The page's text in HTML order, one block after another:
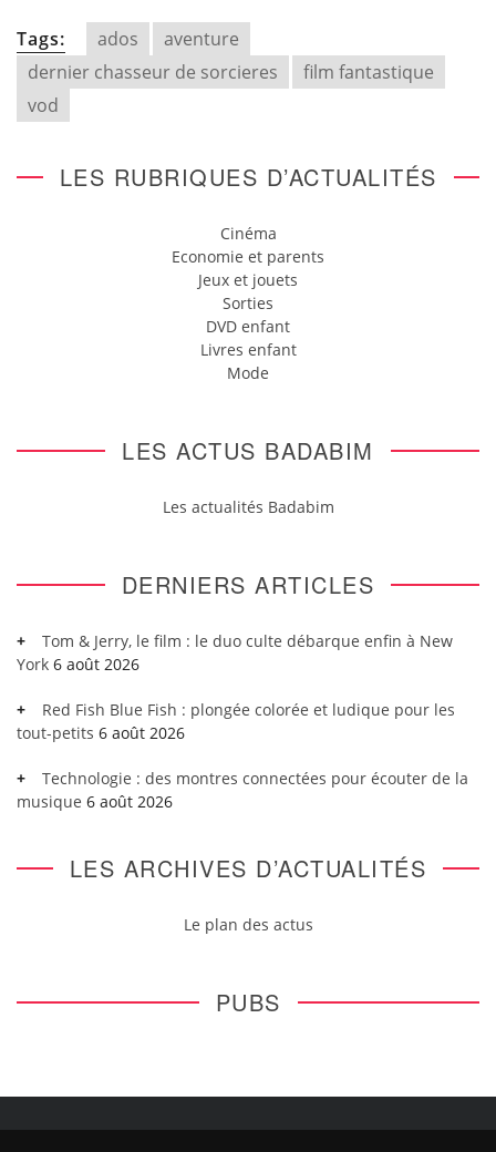
Tags: ados
aventure
dernier chasseur de sorcieres
film fantastique
vod
LES RUBRIQUES D’ACTUALITÉS
Cinéma
Economie et parents
Jeux et jouets
Sorties
DVD enfant
Livres enfant
Mode
LES ACTUS BADABIM
Les actualités Badabim
DERNIERS ARTICLES
Tom & Jerry, le film : le duo culte débarque enfin à New
York 6 août 2026
Red Fish Blue Fish : plongée colorée et ludique pour les
tout-petits 6 août 2026
Technologie : des montres connectées pour écouter de la
musique 6 août 2026
LES ARCHIVES D’ACTUALITÉS
Le plan des actus
PUBS